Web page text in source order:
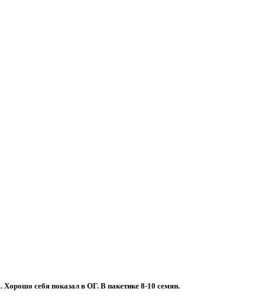
себя показал в ОГ. В пакетике 8-10 семян.